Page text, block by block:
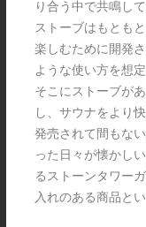
り合う中で共鳴し
ストーブはもとも
楽しむために開発
ような使い方を想
そこにストーブが
し、サウナをより
発売されて間もな
った日々が懐かし
るストーンタワー
入れのある商品と